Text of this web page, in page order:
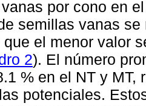
por cono en
semillas vanas
que el menor valor
2). El número
% en el NT y MT,
potenciales.